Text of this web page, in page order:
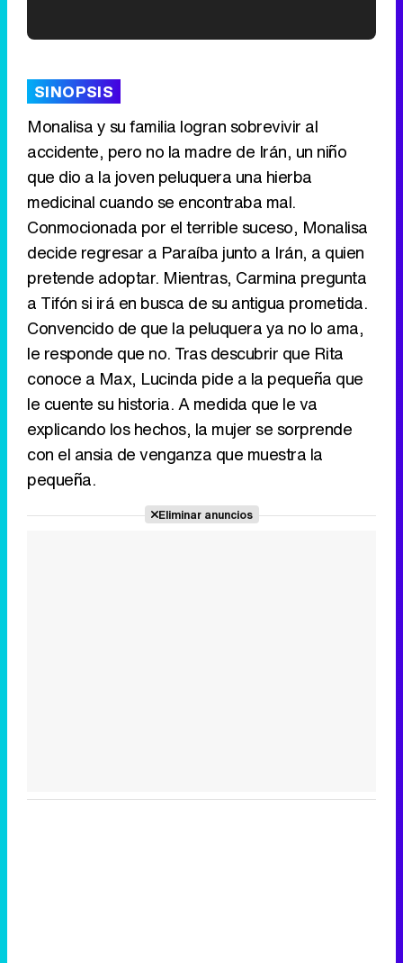
Tráiler en catalán de 'Ravalear', la nueva serie de HBO Max sobre los fondos buitre
SINOPSIS
Monalisa y su familia logran sobrevivir al
accidente, pero no la madre de Irán, un niño
que dio a la joven peluquera una hierba
medicinal cuando se encontraba mal.
Conmocionada por el terrible suceso, Monalisa
decide regresar a Paraíba junto a Irán, a quien
pretende adoptar. Mientras, Carmina pregunta
a Tifón si irá en busca de su antigua prometida.
Convencido de que la peluquera ya no lo ama,
le responde que no. Tras descubrir que Rita
conoce a Max, Lucinda pide a la pequeña que
le cuente su historia. A medida que le va
explicando los hechos, la mujer se sorprende
con el ansia de venganza que muestra la
pequeña.
Eliminar anuncios